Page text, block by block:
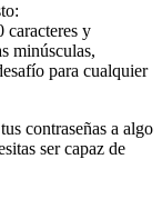
caracteres y
minúsculas,
para cualquier
contraseñas a algo
ser capaz de